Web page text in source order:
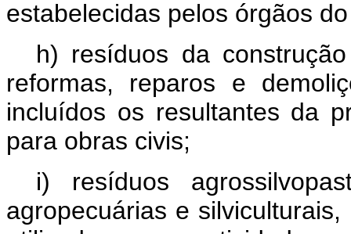
estabelecidas pelos órgãos
h) resíduos da
reformas, reparos e
incluídos os resultantes da
para obras civis;
i) resíduos
agropecuárias e